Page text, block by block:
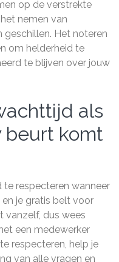
op de verstrekte
nemen van
geschillen. Het noteren
om helderheid te
te blijven over jouw
als
beurt komt
respecteren wanneer
je gratis belt voor
vanzelf, dus wees
een medewerker
respecteren, help je
van alle vragen en